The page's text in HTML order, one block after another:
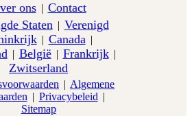
ons | Contact
Staten | Verenigd
| Canada |
| België | Frankrijk |
Zwitserland
| Algemene
| Privacybeleid |
Sitemap